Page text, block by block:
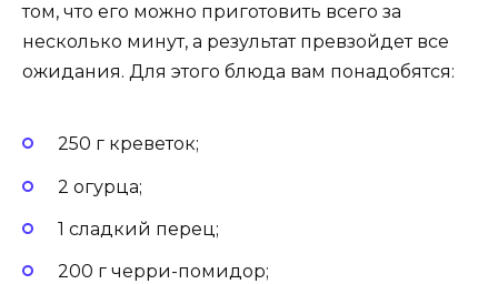
том, что его можно приготовить всего за
несколько минут, а результат превзойдет все
ожидания. Для этого блюда вам понадобятся:
250 г креветок;
2 огурца;
1 сладкий перец;
200 г черри-помидор;